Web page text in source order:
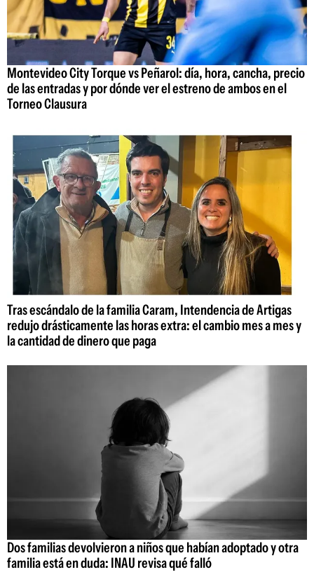
Montevideo City Torque vs Peñarol: día, hora, cancha, precio
de las entradas y por dónde ver el estreno de ambos en el
Torneo Clausura
Tras escándalo de la familia Caram, Intendencia de Artigas
redujo drásticamente las horas extra: el cambio mes a mes y
la cantidad de dinero que paga
Dos familias devolvieron a niños que habían adoptado y otra
familia está en duda: INAU revisa qué falló